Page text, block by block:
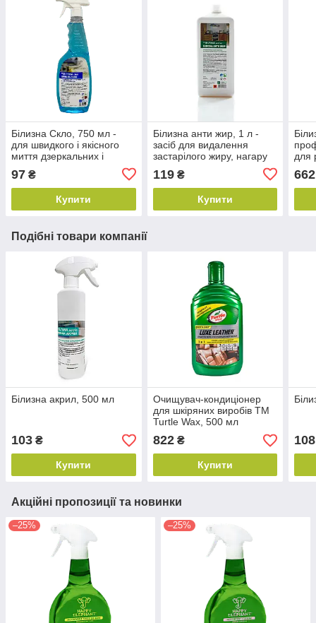
Білизна Скло, 750 мл -
для швидкого і якісного
миття дзеркальних і
(Бланідас)
97 ₴
Купити
Білизна анти жир, 1 л -
засіб для видалення
застарілого жиру, нагару
на плитах Бланідас (Укр)
119₴
Купити
для
662
Подібні товари компанії
Білизна акрил, 500 мл
103 ₴
Купити
Очищувач-кондиціонер
для шкіряних виробів ТМ
Turtle Wax, 500 мл
822₴
Купити
108
Акційні пропозиції та новинки
–25% –25%